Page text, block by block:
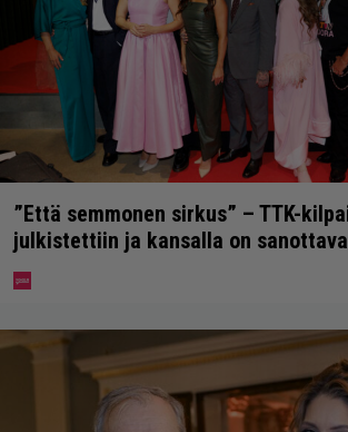
”Että semmonen sirkus” – TTK-
julkistettiin ja kansalla on